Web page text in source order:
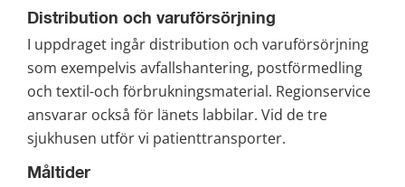
Distribution och varuförsörjning
I uppdraget ingår distribution och varuförsörjning
som exempelvis avfallshantering, postförmedling
och textil-och förbrukningsmaterial. Regionservice
ansvarar också för länets labbilar. Vid de tre
sjukhusen utför vi patienttransporter.
Måltider